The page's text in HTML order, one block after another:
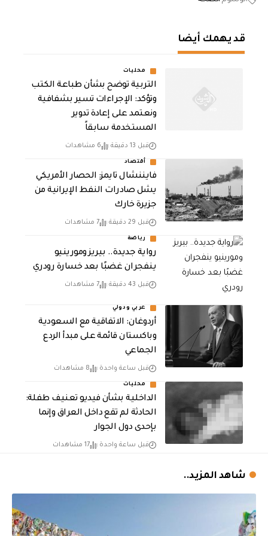
قد يهمك أيضا
محليات
التربية توضح بشأن طباعة الكتب
وتؤكد: الإجراءات تسير بشفافية
ونعتمد على إعادة تدوير
المستخدمة سابقاً
قبل 13 دقيقة 6 مشاهدات
أقتصاد
فايننشال تايمز: الحصار الأمريكي
يشل صادرات النفط الإيرانية من
جزيرة خارك
قبل 29 دقيقة 7 مشاهدات
رياضة
رواية جديدة.. بيريز ومورينيو
ينفجران غضبًا بعد خسارة رودري
قبل 43 دقيقة 7 مشاهدات
عربي ودولي
أردوغان: الاتفاقية مع السعودية
وباكستان قائمة على مبدأ الردع
الجماعي
قبل ساعة واحدة 8 مشاهدات
محليات
الداخلية بشأن فيديو تعنيف طفلة:
الحادثة لم تقع داخل العراق وإنما
بإحدى دول الجوار
قبل ساعة واحدة 17 مشاهدات
شاهد المزيد..